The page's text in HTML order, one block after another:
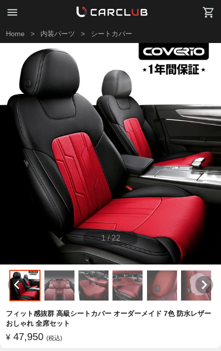
Home > 内装パーツ > シートカバー
1 / 22
フィット感抜群 高級シートカバー オーダーメイド 7色 防水レザー
おしゃれ 全席セット
¥ 47,950 (税込)